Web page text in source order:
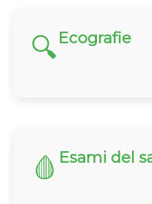
🔍Ecografie
🩸 Esami del